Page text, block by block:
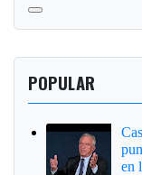
POPULAR
en